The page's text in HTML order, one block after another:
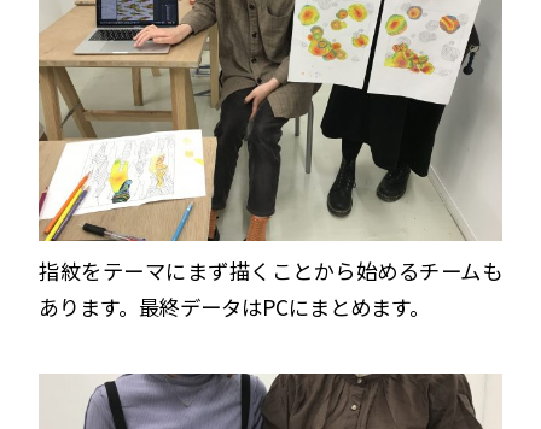
指紋をテーマにまず描くことから始めるチームも
あります。最終データはPCにまとめます。